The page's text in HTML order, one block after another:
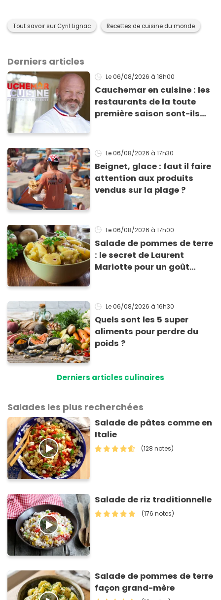
Tout savoir sur Cyril Lignac Recettes de cuisine du monde
Derniers articles
Le 06/08/2026 à 18h00
Cauchemar en cuisine : les
restaurants de la toute
première saison sont-ils
Le 06/08/2026 à 17h30
Beignet, glace : faut il faire
attention aux produits
vendus sur la plage ?
Le 06/08/2026 à 17h00
Salade de pommes de terre
: le secret de Laurent
Mariotte pour un goût
Le 06/08/2026 à 16h30
Quels sont les 5 super
aliments pour perdre du
poids ?
Derniers articles culinaires
Salades les plus recherchées
Salade de pâtes comme en
Italie
(128 notes)
Salade de riz traditionnelle
(176 notes)
Salade de pommes de terre
façon grand-mère